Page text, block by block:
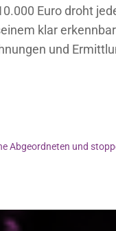
Euro droht
klar
und
Abgeordneten und